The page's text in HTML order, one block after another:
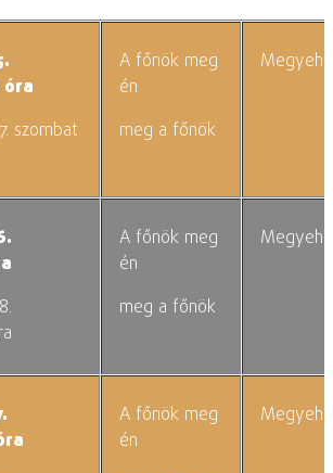
szombat
A főnök meg
én
meg a főnök
A főnök meg
én
meg a főnök
A főnök meg
én